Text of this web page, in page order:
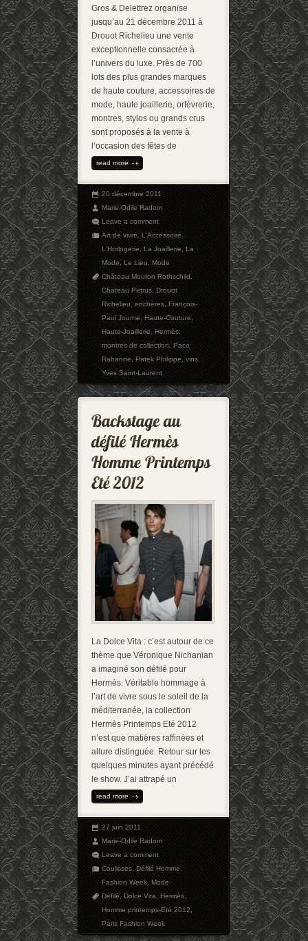
Gros & Delettrez organise
jusqu’au 21 décembre 2011 à
Drouot Richelieu une vente
exceptionnelle consacrée à
l’univers du luxe. Près de 700
lots des plus grandes marques
de haute couture, accessoires de
mode, haute joaillerie, orfèvrerie,
montres, stylos ou grands crus
sont proposés à la vente à
l’occasion des fêtes de
read more
20 décembre 2011
Marie-Odile Radom
Leave a comment
Art de vivre,L'Accessoire,
L'Horlogerie,La Joaillerie,La
Mode,Le Lieu,Mode
Château Mouton Rothschild,
Chateau Petrus,Drouot
Richelieu,enchères,François-
Paul Journe,Haute-Couture,
Haute-Joaillerie,Hermès,
montres de collection,Paco
Rabanne,Patek Philippe,vins,
Yves Saint-Laurent
La Dolce Vita : c’est autour de ce
thème que Véronique Nichanian
a imaginé son défilé pour
Hermès. Véritable hommage à
l’art de vivre sous le soleil de la
méditerranée, la collection
Hermès Printemps Eté 2012
n’est que matières raffinées et
allure distinguée. Retour sur les
quelques minutes ayant précédé
le show. J’ai attrapé un
read more
27 juin 2011
Marie-Odile Radom
Leave a comment
Coulisses,Défilé Homme,
Fashion Week,Mode
Défilé,Dolce Vita,Hermès,
Homme printemps-Eté 2012,
Paris Fashion Week